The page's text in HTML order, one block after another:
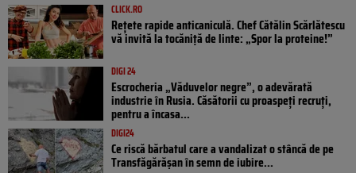
CLICK.RO
Rețete rapide anticaniculă. Chef Cătălin Scărlătescu
vă invită la tocăniță de linte: „Spor la proteine!”
DIGI 24
Escrocheria „Văduvelor negre”, o adevărată
industrie în Rusia. Căsătorii cu proaspeți recruți,
pentru a încasa...
DIGI24
Ce riscă bărbatul care a vandalizat o stâncă de pe
Transfăgărășan în semn de iubire...